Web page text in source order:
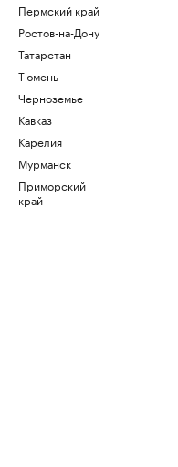
Пермский край
Ростов-на-Дону
Татарстан
Тюмень
Черноземье
Кавказ
Карелия
Мурманск
Приморский
край